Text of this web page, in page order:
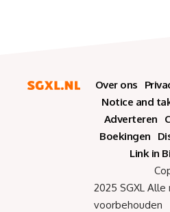
Over ons
Notice and
Adverteren
Boekingen
Link in
2025 SGXL Alle
voorbehouden